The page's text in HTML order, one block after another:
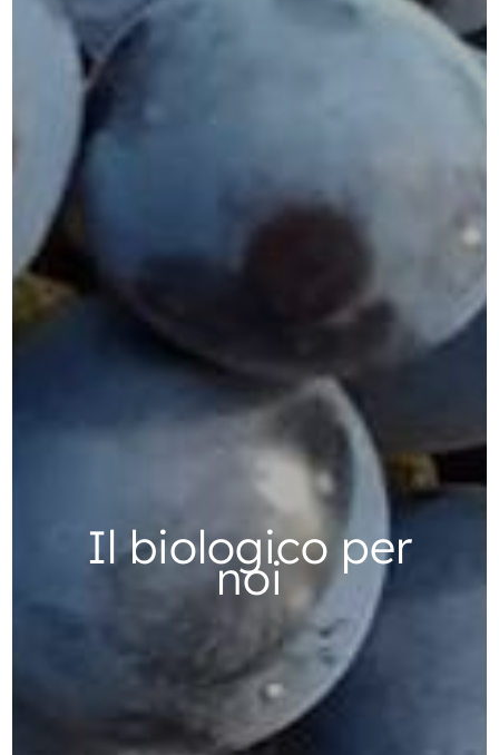
Il biologico per
noi